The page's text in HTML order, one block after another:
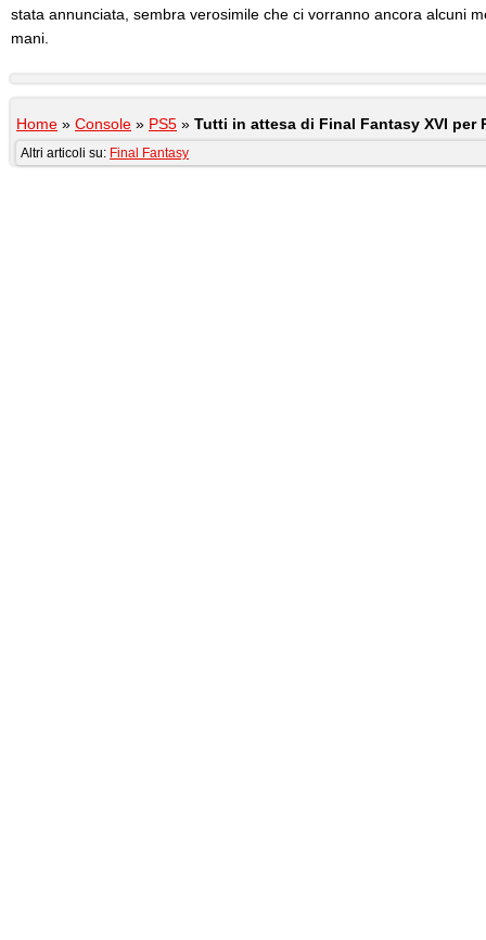
stata annunciata, sembra verosimile che ci vorranno ancora alcuni
mani.
Home » Console » PS5 » Tutti in attesa di Final Fantasy XVI per
Altri articoli su: Final Fantasy